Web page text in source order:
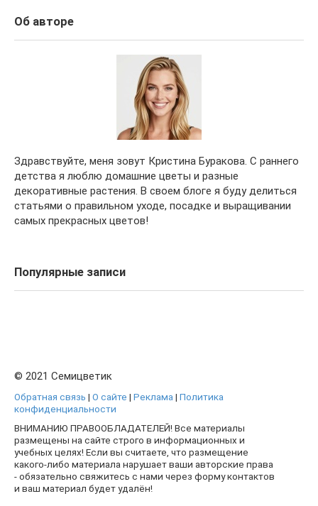
Об авторе
Здравствуйте, меня зовут Кристина Буракова. С раннего
детства я люблю домашние цветы и разные
декоративные растения. В своем блоге я буду делиться
статьями о правильном уходе, посадке и выращивании
самых прекрасных цветов!
Популярные записи
© 2021 Семицветик
Обратная связь | О сайте | Реклама | Политика
конфиденциальности
ВНИМАНИЮ ПРАВООБЛАДАТЕЛЕЙ! Все материалы
размещены на сайте строго в информационных и
учебных целях! Если вы считаете, что размещение
какого-либо материала нарушает ваши авторские права
- обязательно свяжитесь с нами через форму контактов
и ваш материал будет удалён!